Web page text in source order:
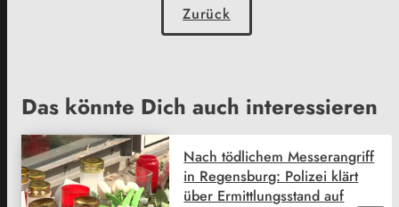
Zurück
Das könnte Dich auch interessieren
Nach tödlichem Messerangriff
in Regensburg: Polizei klärt
über Ermittlungsstand auf